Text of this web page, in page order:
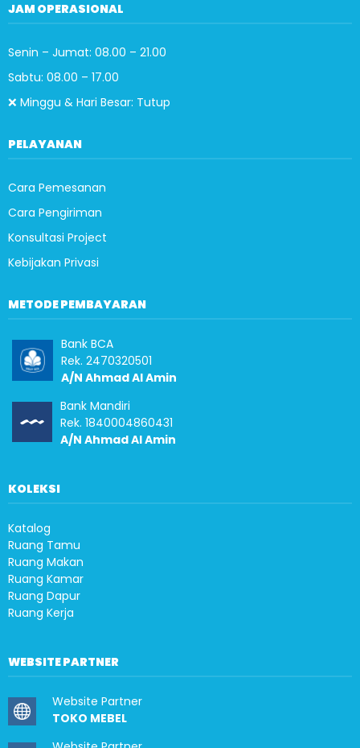
JAM OPERASIONAL
Senin – Jumat: 08.00 – 21.00
Sabtu: 08.00 – 17.00
❌ Minggu & Hari Besar: Tutup
PELAYANAN
Cara Pemesanan
Cara Pengiriman
Konsultasi Project
Kebijakan Privasi
METODE PEMBAYARAN
Bank BCA
Rek. 2470320501
A/N Ahmad Al Amin
Bank Mandiri
Rek. 1840004860431
A/N Ahmad Al Amin
KOLEKSI
Katalog
Ruang Tamu
Ruang Makan
Ruang Kamar
Ruang Dapur
Ruang Kerja
WEBSITE PARTNER
Website Partner
TOKO MEBEL